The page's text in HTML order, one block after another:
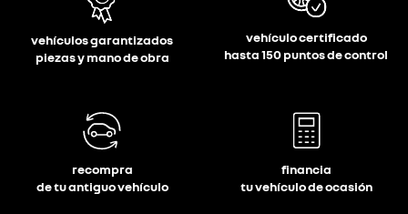
vehículos garantizados
piezas y mano de obra
vehículo certificado
hasta 150 puntos de control
recompra
de tu antiguo vehículo
financia
tu vehículo de ocasión